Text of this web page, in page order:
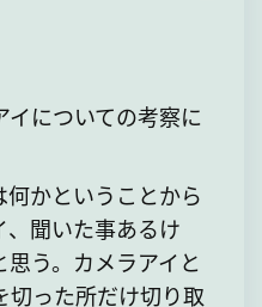
についての考察に
かということから
聞いた事あるけ
う。カメラアイと
切った所だけ切り取